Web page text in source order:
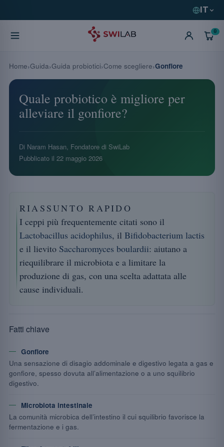
IT
0
Quale probiotico è migliore per
alleviare il gonfiore?
Di Naram Hasan, Fondatore di SwiLab
Pubblicato il 22 maggio 2026
RIASSUNTO RAPIDO
I ceppi più frequentemente citati sono il
Lactobacillus acidophilus, il Bifidobacterium lactis
e il lievito Saccharomyces boulardii: aiutano a
riequilibrare il microbiota e a limitare la
produzione di gas, con una scelta adattata alle
cause individuali.
Fatti chiave
Gonfiore
Una sensazione di disagio addominale e digestivo legata a gas e
gonfiore, spesso dovuta all’alimentazione o a uno squilibrio
digestivo.
Microbiota intestinale
La comunità microbica dell’intestino il cui squilibrio favorisce la
fermentazione e i gas.
Home Guida Guida probiotici Come scegliere Gonfiore